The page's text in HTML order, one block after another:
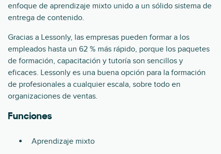
enfoque de aprendizaje mixto unido a un sólido sistema de
entrega de contenido.
Gracias a Lessonly, las empresas pueden formar a los
empleados hasta un 62 % más rápido, porque los paquetes
de formación, capacitación y tutoría son sencillos y
eficaces. Lessonly es una buena opción para la formación
de profesionales a cualquier escala, sobre todo en
organizaciones de ventas.
Funciones
Aprendizaje mixto